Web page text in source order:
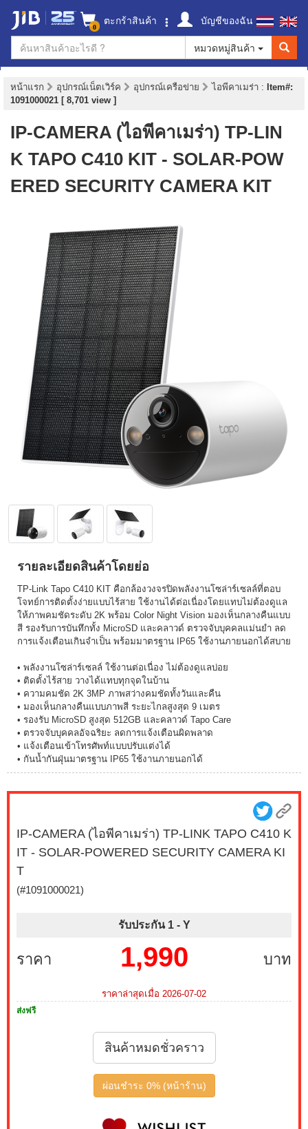
0 ตะกร้าสินค้า
บัญชีของฉัน
หมวดหมู่สินค้า
หน้าแรก อุปกรณ์เน็ตเวิร์ค อุปกรณ์เครือข่าย ไอพีคาเมร่า : Item#:
1091000021 [ 8,701 view ]
IP-CAMERA (ไอพีคาเมร่า) TP-LIN
K TAPO C410 KIT - SOLAR-POW
ERED SECURITY CAMERA KIT
รายละเอียดสินค้าโดยย่อ
TP-Link Tapo C410 KIT คือกล้องวงจรปิดพลังงานโซล่าร์เซลล์ที่ตอบ
โจทย์การติดตั้งง่ายแบบไร้สาย ใช้งานได้ต่อเนื่องโดยแทบไม่ต้องดูแล
ให้ภาพคมชัดระดับ 2K พร้อม Color Night Vision มองเห็นกลางคืนแบบ
สี รองรับการบันทึกทั้ง MicroSD และคลาวด์ ตรวจจับบุคคลแม่นยำ ลด
การแจ้งเตือนเกินจำเป็น พร้อมมาตรฐาน IP65 ใช้งานภายนอกได้สบาย
• พลังงานโซล่าร์เซลล์ ใช้งานต่อเนื่อง ไม่ต้องดูแลบ่อย
• ติดตั้งไร้สาย วางได้แทบทุกจุดในบ้าน
• ความคมชัด 2K 3MP ภาพสว่างคมชัดทั้งวันและคืน
• มองเห็นกลางคืนแบบภาพสี ระยะไกลสูงสุด 9 เมตร
• รองรับ MicroSD สูงสุด 512GB และคลาวด์ Tapo Care
• ตรวจจับบุคคลอัจฉริยะ ลดการแจ้งเตือนผิดพลาด
• แจ้งเตือนเข้าโทรศัพท์แบบปรับแต่งได้
• กันน้ำกันฝุ่นมาตรฐาน IP65 ใช้งานภายนอกได้
IP-CAMERA (ไอพีคาเมร่า) TP-LINK TAPO C410 K
IT - SOLAR-POWERED SECURITY CAMERA KI
T
(#1091000021)
รับประกัน 1 - Y
ราคา บาท
1,990
ราคาล่าสุดเมื่อ 2026-07-02
ส่งฟรี
สินค้าหมดชั่วคราว
ผ่อนชำระ 0% (หน้าร้าน)